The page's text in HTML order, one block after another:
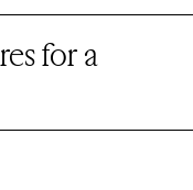
for a